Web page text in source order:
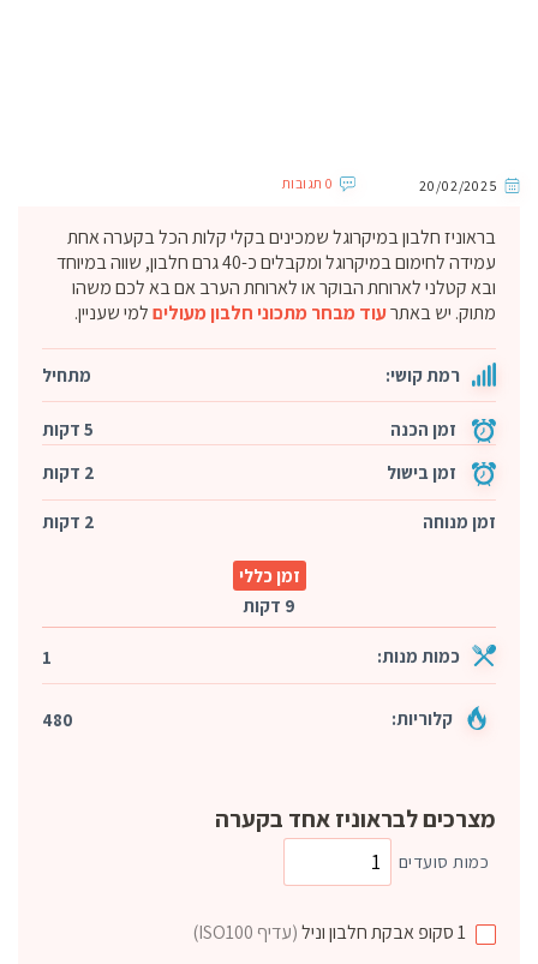
20/02/2025 0 תגובות
בראוניז חלבון במיקרוגל שמכינים בקלי קלות הכל בקערה אחת
עמידה לחימום במיקרוגל ומקבלים כ-40 גרם חלבון, שווה במיוחד
ובא קטלני לארוחת הבוקר או לארוחת הערב אם בא לכם משהו
מתוק. יש באתרעוד מבחר מתכוני חלבון מעוליםלמי שעניין.
רמת קושי: מתחיל
זמן הכנה
5 דקות
זמן בישול
2 דקות
זמן מנוחה 2 דקות
זמן כללי
9 דקות
כמות מנות: 1
קלוריות: 480
מצרכים לבראוניז אחד בקערה
כמות סועדים
1סקופאבקת חלבון וניל(עדיף ISO100)